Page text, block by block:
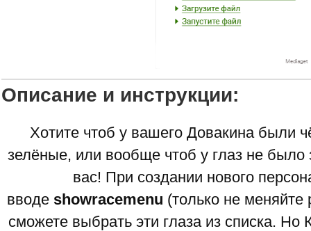
Описание и инструкции:
Хотите чтоб у вашего Довакина были
зелёные, или вообще чтоб у глаз не было
вас! При создании нового
вводе showracemenu (только не
сможете выбрать эти глаза из списка.